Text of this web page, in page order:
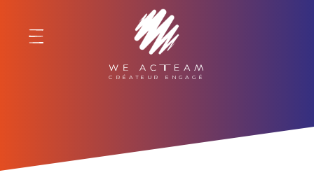
WE ACTEAM